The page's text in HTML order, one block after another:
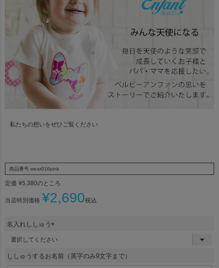
私たちの想いをぜひご覧ください
商品番号 wear016pink
定価 ¥5,380のところ
当店特別価格 ¥2,690税込
名入れししゅう
須
)
ししゅうするお名前（英字のみ9文字まで）